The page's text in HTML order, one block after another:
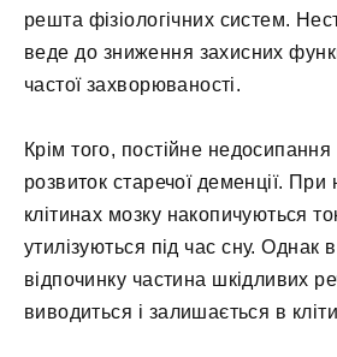
решта фізіологічних систем.
веде до зниження захисних
частої захворюваності.
Крім того, постійне
розвиток старечої деменції. При
клітинах мозку накопичуються
утилізуються під час сну. Однак
відпочинку частина шкідливих
виводиться і залишається в